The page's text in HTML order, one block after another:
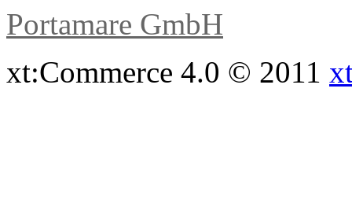
Portamare GmbH
xt:Commerce 4.0 © 2011